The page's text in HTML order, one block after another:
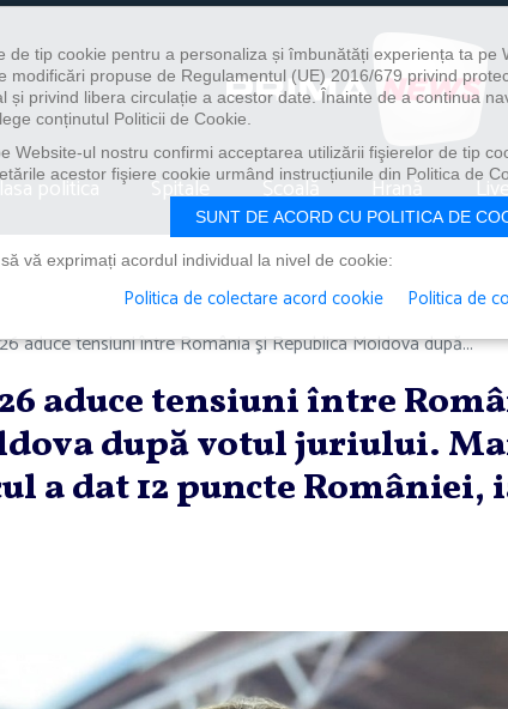
politica Spitale Școală Hrană
aduce tensiuni între România şi Republica Moldova după...
aduce tensiuni între
după votul juriului.
a dat 12 puncte României,
de tip cookie pentru a personaliza și îmbunătăți experiența ta
modificări propuse de Regulamentul (UE) 2016/679 privind
și privind libera circulație a acestor date. Înainte de a continua
conținutul Politicii de Cookie.
Website-ul nostru confirmi acceptarea utilizării fişierelor de tip
acestor fişiere cookie urmând instrucțiunile din Politica de
SUNT DE ACORD CU POLITICA DE
vă exprimați acordul individual la nivel de cookie:
Politica de colectare acord cookie Politica de